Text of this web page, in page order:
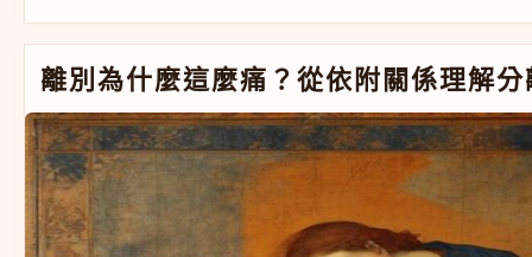
離別為什麼這麼痛？從依附關係理解分
離別為什麼這麼痛？從依附關係理解分離焦慮